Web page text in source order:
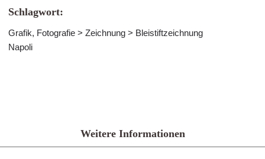
Schlagwort:
Grafik, Fotografie > Zeichnung > Bleistiftzeichnung
Napoli
Weitere Informationen